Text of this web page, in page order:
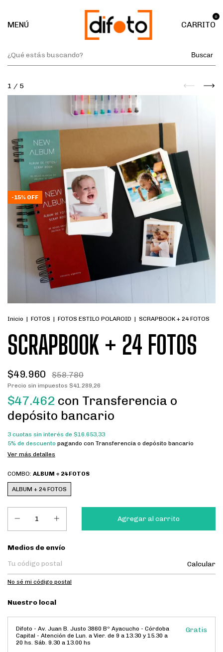
MENÚ CARRITO
0
Buscar
1 / 5
-15% OFF
Inicio | FOTOS | FOTOS ESTILO POLAROID | SCRAPBOOK + 24 FOTOS
SCRAPBOOK + 24 FOTOS
$49.960 $58.780
Precio sin impuestos $41.289,26
$47.462 con Transferencia o
depósito bancario
3 cuotas sin interés de $16.653,33
5% de descuento pagando con Transferencia o depósito bancario
Ver más detalles
COMBO: ALBUM + 24 FOTOS
ALBUM + 24 FOTOS
Entregas para el CP:
Medios de envío
Calcular
No sé mi código postal
Nuestro local
Difoto - Av. Juan B. Justo 3860 Bº Ayacucho - Córdoba
Capital - Atención de Lun. a Vier. de 9 a 13.30 y 15.30 a
20 hs. Sáb. 9.30 a 13.00 hs
Gratis